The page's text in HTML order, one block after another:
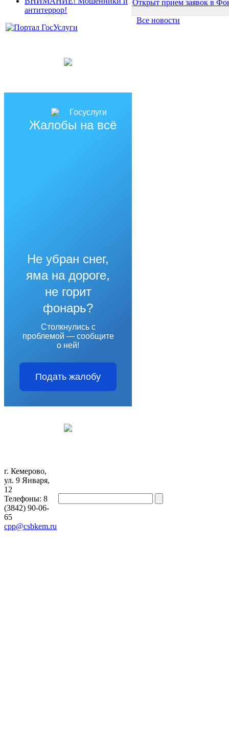
антитеррор!
Жалобы на всё
Не убран снег,
яма на дороге,
не горит
фонарь?
Столкнулись с
проблемой — сообщите
о ней!
Подать жалобу
Открыт прием заявок в
Все новости
г. Кемерово,
ул. 9 Января,
12
Телефоны: 8
(3842) 90-06-
65
cpp@csbkem.ru